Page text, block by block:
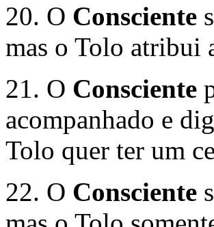
20. O Consciente
mas o Tolo atribui
21. O Consciente
acompanhado e
Tolo quer ter um
22. O Consciente